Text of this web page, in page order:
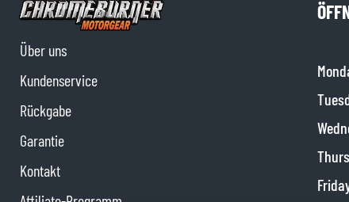
Über uns
Kundenservice
Rückgabe
Garantie
Kontakt